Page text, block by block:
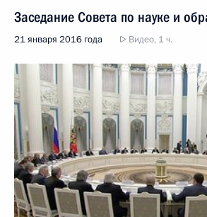
Заседание Совета по науке и
21 января 2016 года Видео, 1 ч.